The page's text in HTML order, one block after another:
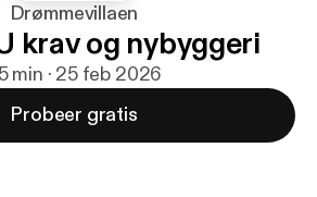
Drømmevillaen
krav og nybyggeri
min · 25 feb 2026
Probeer gratis